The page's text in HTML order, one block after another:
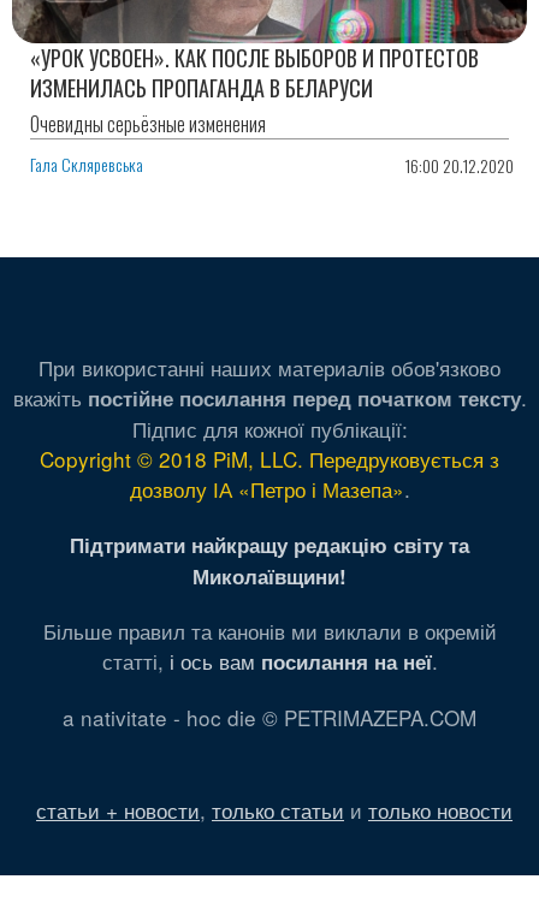
«УРОК УСВОЕН». КАК ПОСЛЕ ВЫБОРОВ И ПРОТЕСТОВ
ИЗМЕНИЛАСЬ ПРОПАГАНДА В БЕЛАРУСИ
Очевидны серьёзные изменения
Гала Скляревська 16:00 20.12.2020
При використанні наших материалів обов'язково
вкажіть постійне посилання перед початком тексту.
Підпис для кожної публікації:
Copyright © 2018 PiM, LLC. Передруковується з
дозволу ІА «Петро і Мазепа».
Підтримати найкращу редакцію світу та
Миколаївщини!
Більше правил та канонів ми виклали в окремій
статті, і ось вам посилання на неї.
a nativitate - hoc die © PETRIMAZEPA.COM
статьи + новости, только статьи и только новости